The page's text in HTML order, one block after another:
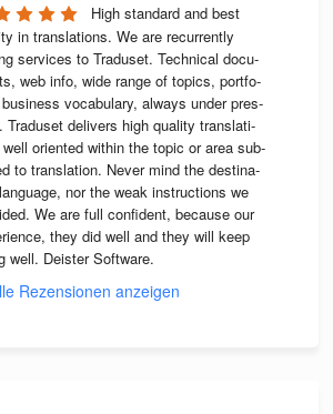
High stan­dard and best
in trans­la­ti­ons. We are recur­rently
ser­vices to Tra­du­set. Tech­ni­cal docu­
web info, wide range of topics, port­fo­
voca­bu­lary, always under pres­
Tra­du­set deli­vers high qua­lity trans­la­ti­
ori­en­ted wit­hin the topic or area sub­
to trans­la­tion. Never mind the desti­na­
nor the weak instruc­tions we
We are full con­fi­dent, because our
they did well and they will keep
well. Deis­ter Software.
Rezensionen anzeigen